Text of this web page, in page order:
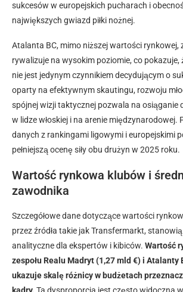
sukcesów w europejskich pucharach i
największych gwiazd piłki nożnej.
Atalanta BC, mimo niższej wartości rynkowej,
rywalizuje na wysokim poziomie, co pokazuje,
nie jest jedynym czynnikiem decydującym o
oparty na efektywnym skautingu, rozwoju
spójnej wizji taktycznej pozwala na osiąganie
w lidze włoskiej i na arenie międzynarodowej.
danych z rankingami ligowymi i europejskimi
pełniejszą ocenę siły obu drużyn w 2025 roku.
Wartość rynkowa klubów i
zawodnika
Szczegółowe dane dotyczące wartości
przez źródła takie jak Transfermarkt,
analityczne dla ekspertów i kibiców. Wartość
zespołu Realu Madryt (1,27 mld €) i Atalanty
ukazuje skalę różnicy w budżetach